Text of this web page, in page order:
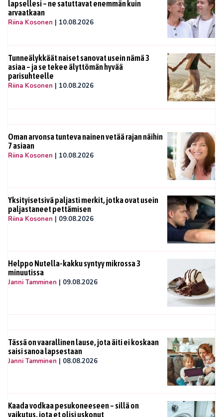
lapsellesi – ne satuttavat enemmän kuin
arvaatkaan
Riina Kosonen | 10.08.2026
Tunneälykkäät naiset sanovat usein nämä 3
asiaa – ja se tekee älyttömän hyvää
parisuhteelle
Riina Kosonen | 10.08.2026
Oman arvonsa tunteva nainen vetää rajan näihin
7 asiaan
Riina Kosonen | 10.08.2026
Yksityisetsivä paljasti merkit, jotka ovat usein
paljastaneet pettämisen
Riina Kosonen | 09.08.2026
Helppo Nutella-kakku syntyy mikrossa 3
minuutissa
Janni Tamminen | 09.08.2026
Tässä on vaarallinen lause, jota äiti ei koskaan
saisi sanoa lapsestaan
Janni Tamminen | 08.08.2026
Kaada vodkaa pesukoneeseen – sillä on
vaikutus, jota et olisi uskonut